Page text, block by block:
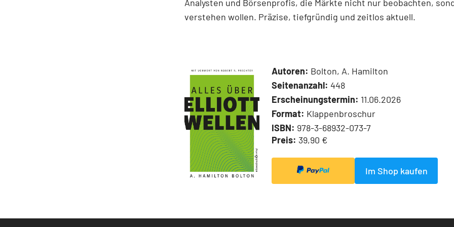
Analysten und Börsenprofis, die Märkte nicht nur beobachten,
verstehen wollen. Präzise, tiefgründig und zeitlos aktuell.
Autoren: Bolton, A. Hamilton
Seitenanzahl: 448
Erscheinungstermin: 11.06.2026
Format: Klappenbroschur
ISBN: 978-3-68932-073-7
Preis: 39,90 €
Im Shop kaufen